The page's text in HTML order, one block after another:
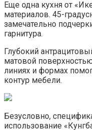
Еще одна кухня от
материалов. 45-
замечательно
гарнитура.
Глубокий
матовой
линиях и формах
контур мебели.
Безусловно,
использование